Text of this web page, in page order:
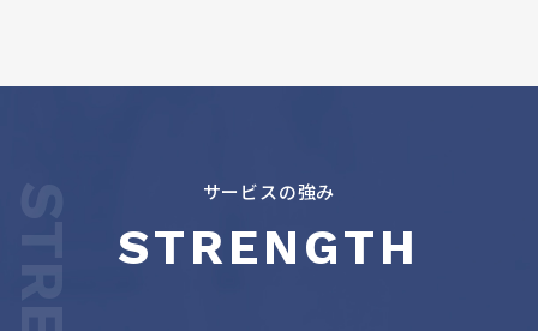
サービスの強み
STRENGTH